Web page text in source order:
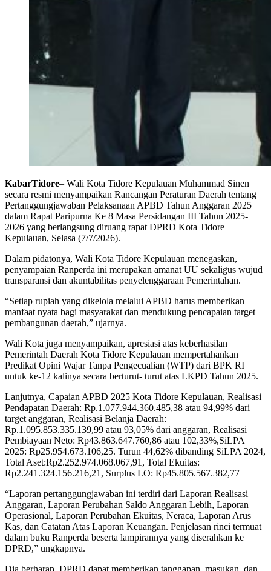
KabarTidore– Wali Kota Tidore Kepulauan Muhammad Sinen
secara resmi menyampaikan Rancangan Peraturan Daerah tentang
Pertanggungjawaban Pelaksanaan APBD Tahun Anggaran 2025
dalam Rapat Paripurna Ke 8 Masa Persidangan III Tahun 2025-
2026 yang berlangsung diruang rapat DPRD Kota Tidore
Kepulauan, Selasa (7/7/2026).
Dalam pidatonya, Wali Kota Tidore Kepulauan menegaskan,
penyampaian Ranperda ini merupakan amanat UU sekaligus wujud
transparansi dan akuntabilitas penyelenggaraan Pemerintahan.
“Setiap rupiah yang dikelola melalui APBD harus memberikan
manfaat nyata bagi masyarakat dan mendukung pencapaian target
pembangunan daerah,” ujarnya.
Wali Kota juga menyampaikan, apresiasi atas keberhasilan
Pemerintah Daerah Kota Tidore Kepulauan mempertahankan
Predikat Opini Wajar Tanpa Pengecualian (WTP) dari BPK RI
untuk ke-12 kalinya secara berturut- turut atas LKPD Tahun 2025.
Lanjutnya, Capaian APBD 2025 Kota Tidore Kepulauan, Realisasi
Pendapatan Daerah: Rp.1.077.944.360.485,38 atau 94,99% dari
target anggaran, Realisasi Belanja Daerah:
Rp.1.095.853.335.139,99 atau 93,05% dari anggaran, Realisasi
Pembiayaan Neto: Rp43.863.647.760,86 atau 102,33%,SiLPA
2025: Rp25.954.673.106,25. Turun 44,62% dibanding SiLPA 2024,
Total Aset:Rp2.252.974.068.067,91, Total Ekuitas:
Rp2.241.324.156.216,21, Surplus LO: Rp45.805.567.382,77
“Laporan pertanggungjawaban ini terdiri dari Laporan Realisasi
Anggaran, Laporan Perubahan Saldo Anggaran Lebih, Laporan
Operasional, Laporan Perubahan Ekuitas, Neraca, Laporan Arus
Kas, dan Catatan Atas Laporan Keuangan. Penjelasan rinci termuat
dalam buku Ranperda beserta lampirannya yang diserahkan ke
DPRD,” ungkapnya.
Dia berharap, DPRD dapat memberikan tanggapan, masukan, dan